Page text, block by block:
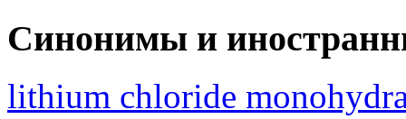
Синонимы и
lithium chloride